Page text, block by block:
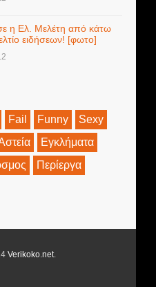
η Ελ. Μελέτη από κάτω
ειδήσεων! [φωτο]
Fail Funny
Sexy
Εγκλήματα
Περίεργα
Verikoko.net.